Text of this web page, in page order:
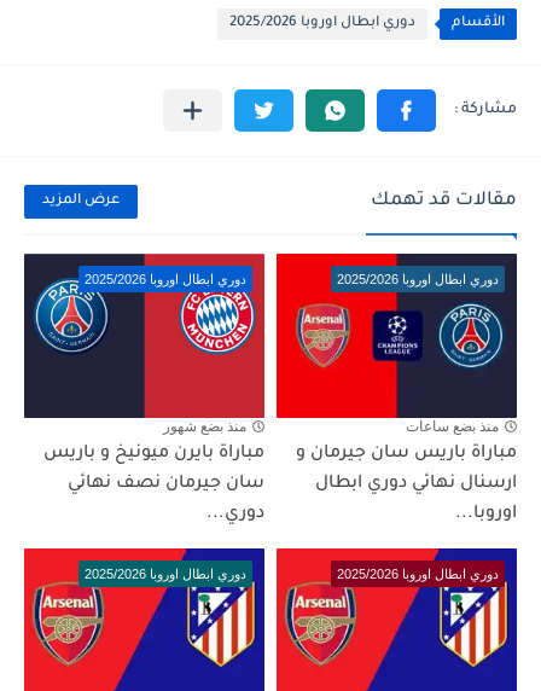
الأقسام دوري ابطال اوروبا 2025/2026
مقالات قد تهمك عرض المزيد
دوري ابطال اوروبا 2025/2026
منذ بضع ساعات
مباراة باريس سان جيرمان و
ارسنال نهائي دوري ابطال
اوروبا...
دوري ابطال اوروبا 2025/2026
منذ بضع شهور
مباراة بايرن ميونيخ و باريس
سان جيرمان نصف نهائي
دوري...
دوري ابطال اوروبا 2025/2026 دوري ابطال اوروبا 2025/2026